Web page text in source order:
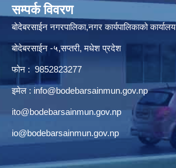
सम्पर्क विवरण
बोदेबरसाईन नगरपालिका,नगर कार्यपालिकाको कार्यालय
बोदेबरसाईन -५,सप्तरी, मधेश प्रदेश
फोन : 9852823277
इमेल : info@bodebarsainmun.gov.np
ito@bodebarsainmun.gov.np
io@bodebarsainmun.gov.np